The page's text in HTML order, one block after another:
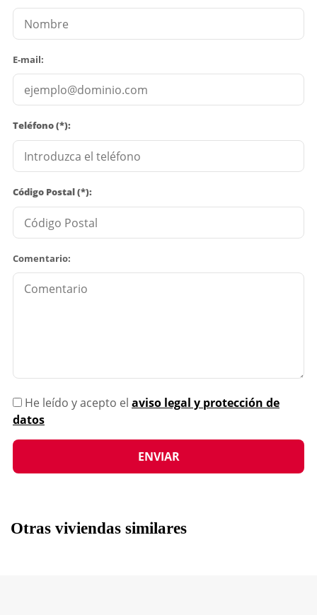
E-mail:
Teléfono (*):
Código Postal (*):
Comentario:
He leído y acepto el aviso legal y protección de
datos
Otras viviendas similares